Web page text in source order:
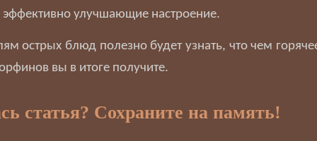
эффективно улучшающие настроение.
острых блюд полезно будет узнать, что чем
вы в итоге получите.
статья? Сохраните на память!